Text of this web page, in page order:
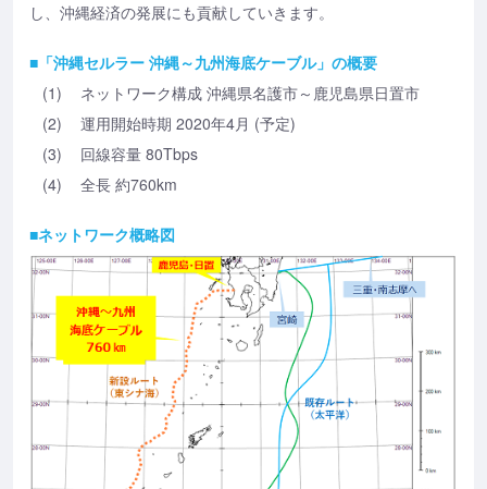
し、沖縄経済の発展にも貢献していきます。
■「沖縄セルラー 沖縄～九州海底ケーブル」の概要
(1)
ネットワーク構成 沖縄県名護市～鹿児島県日置市
(2)
運用開始時期 2020年4月 (予定)
(3)
回線容量 80Tbps
(4)
全長 約760km
■ネットワーク概略図